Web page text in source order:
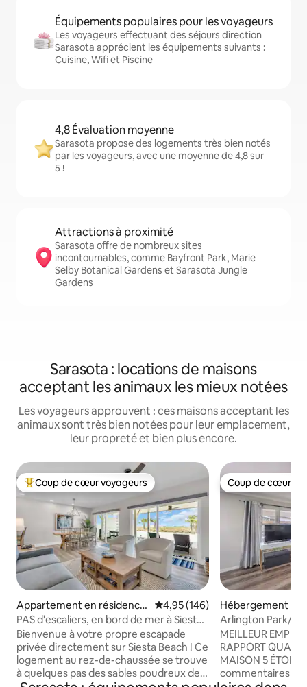
Équipements populaires pour les voyageurs
Les voyageurs effectuant des séjours direction
Sarasota apprécient les équipements suivants :
Cuisine, Wifi et Piscine
4,8 Évaluation moyenne
Sarasota propose des logements très bien notés
par les voyageurs, avec une moyenne de 4,8 sur
5 !
Attractions à proximité
Sarasota offre de nombreux sites
incontournables, comme Bayfront Park, Marie
Selby Botanical Gardens et Sarasota Jungle
Gardens
Sarasota : locations de maisons
acceptant les animaux les mieux notées
Les voyageurs approuvent : ces maisons acceptant les
animaux sont très bien notées pour leur emplacement,
leur propreté et bien plus encore.
Coups de cœur voyageurs les plus appréciés
Coup de cœur voyageurs
Appartement en résidence
⋅ Siesta Key
Évaluation moyenne sur la
4,95 (146)
PAS d'escaliers, en bord de mer à Siesta.
À distance de marche du village !
Bienvenue à votre propre escapade
privée directement sur Siesta Beach ! Ce
logement au rez-de-chaussée se trouve
à quelques pas des sables poudreux de
Coup de cœur
Coup de cœur
Hébergement ⋅
ark
Arlington Park/
5 Star
MEILLEUR
RAPPORT
MAISON 5
commentaires 5